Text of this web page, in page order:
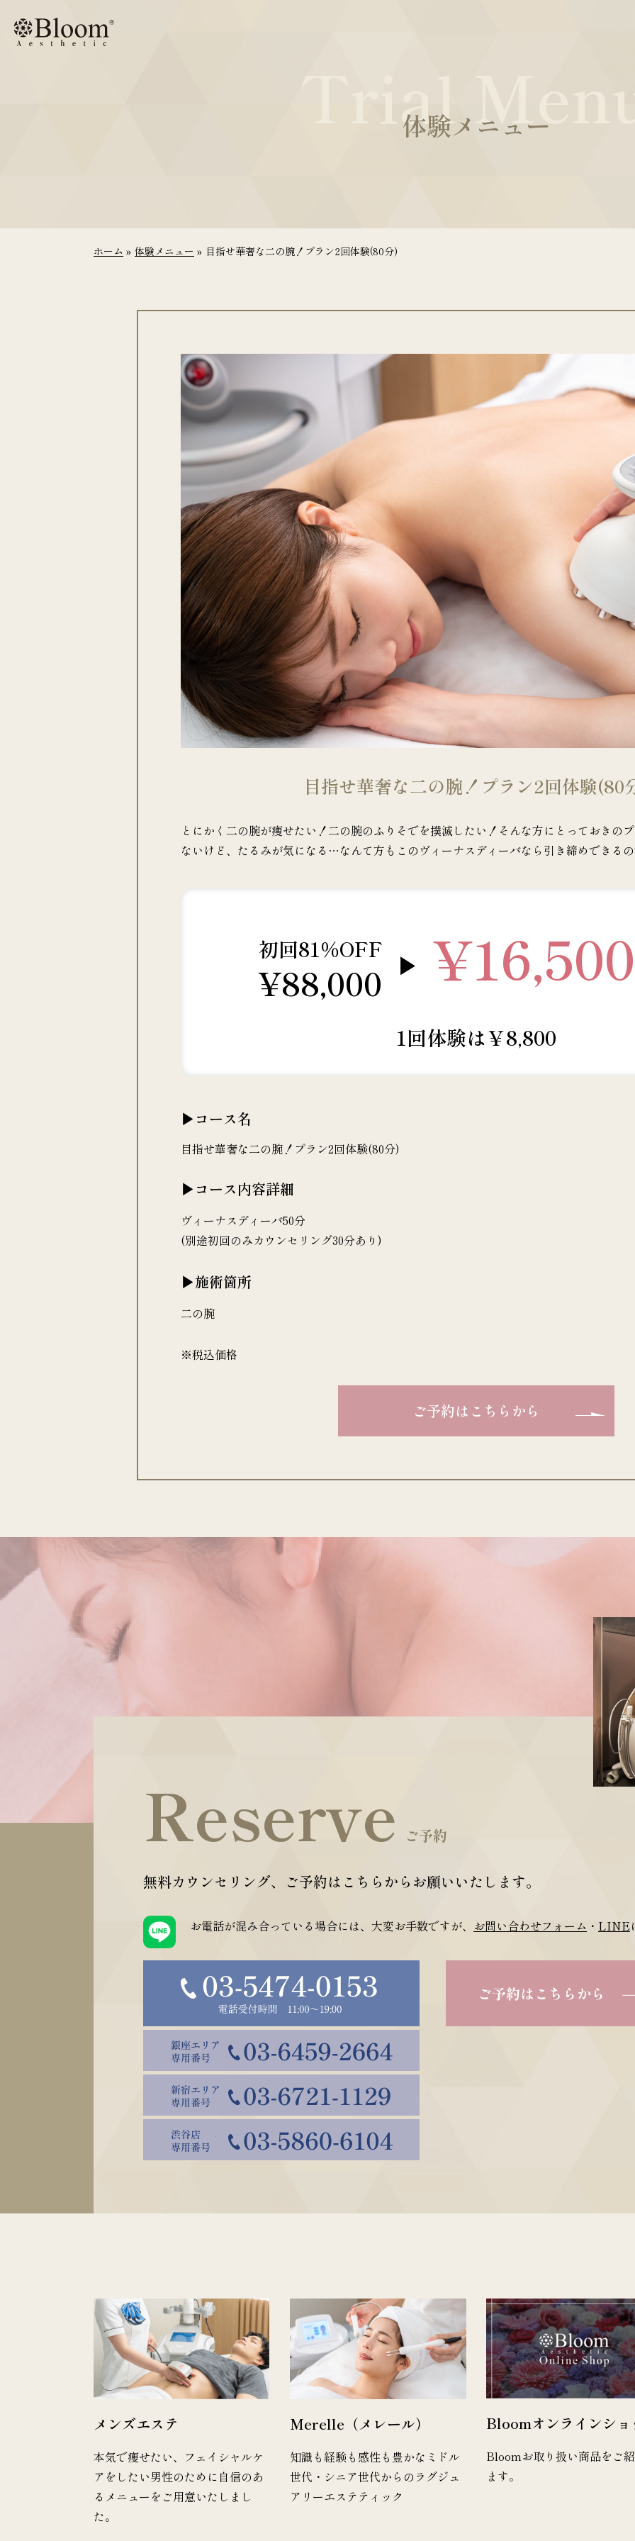
Trial
体験メニュー
ホーム » 体験メニュー » 目指せ華奢な二の腕！プラン2回体験(80分)
目指せ華奢な二の腕！プラン2回体験(80
とにかく二の腕が痩せたい！二の腕のふりそでを撲滅したい！そんな方にとっておきの
ないけど、たるみが気になる…なんて方もこのヴィーナスディーバなら引き締めできる
初回81%OFF
¥88,000 ▶ ¥16,500
1回体験は￥8,800
▶コース名
目指せ華奢な二の腕！プラン2回体験(80分)
▶コース内容詳細
ヴィーナスディーバ50分
(別途初回のみカウンセリング30分あり)
▶施術箇所
二の腕
※税込価格
ご予約はこちらから
Reserve ご予約
無料カウンセリング、ご予約はこちらからお願いいたします。
お電話が混み合っている場合には、大変お手数ですが、 お問い合わせフォーム ・ LINE
メンズエステ
本気で痩せたい、フェイシャルケ
アをしたい男性のために自信のあ
るメニューをご用意いたしまし
た。
Merelle（メレール）
知識も経験も感性も豊かなミドル
世代・シニア世代からのラグジュ
アリーエステティック
Bloomオンラインショ
Bloomお取り扱い商品をご
ます。